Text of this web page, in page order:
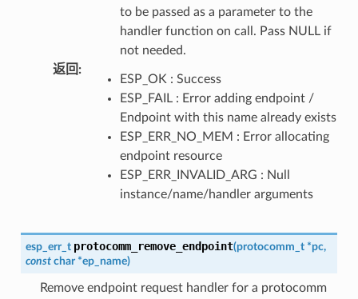
to be passed as a parameter to the
handler function on call. Pass NULL if
not needed.
返回 :
ESP_OK : Success
ESP_FAIL : Error adding endpoint /
Endpoint with this name already exists
ESP_ERR_NO_MEM : Error allocating
endpoint resource
ESP_ERR_INVALID_ARG : Null
instance/name/handler arguments
esp_err_t protocomm_remove_endpoint(protocomm_t *pc,
const char *ep_name)
Remove endpoint request handler for a protocomm